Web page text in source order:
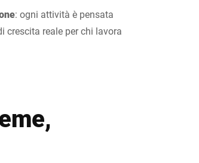
: ogni attività è pensata
crescita reale per chi lavora